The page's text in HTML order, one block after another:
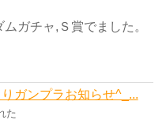
ガチャ,Ｓ賞でました。
ガンプラお知らせ^_...
た